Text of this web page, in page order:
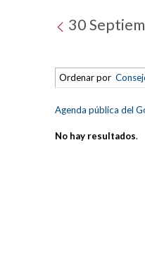
30
Ordenar por
Agenda pública del
No hay resultados.